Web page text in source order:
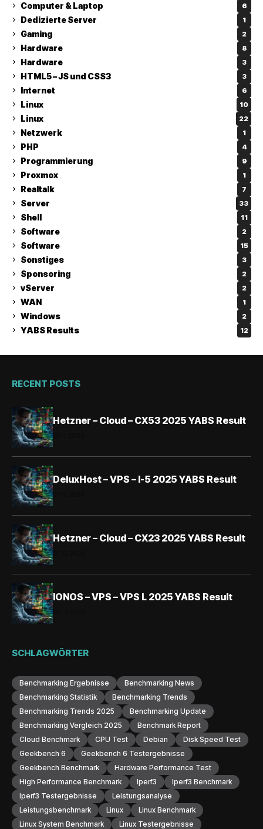
Computer & Laptop 6
Dedizierte Server 1
Gaming 2
Hardware 8
Hardware 3
HTML5 – JS und CSS3 3
Internet 6
Linux 10
Linux 22
Netzwerk 1
PHP 4
Programmierung 9
Proxmox 1
Realtalk 7
Server 33
Shell 11
Software 2
Software 15
Sonstiges 3
Sponsoring 2
vServer 2
WAN 1
Windows 2
YABS Results 12
RECENT POSTS
Hetzner – Cloud – CX53 2025 YABS Result
DeluxHost – VPS – I-5 2025 YABS Result
Hetzner – Cloud – CX23 2025 YABS Result
IONOS – VPS – VPS L 2025 YABS Result
SCHLAGWÖRTER
Benchmarking Ergebnisse
Benchmarking News
Benchmarking Statistik
Benchmarking Trends
Benchmarking Trends 2025
Benchmarking Update
Benchmarking Vergleich 2025
Benchmark Report
Cloud Benchmark
CPU Test Debian
Disk Speed Test
Geekbench 6
Geekbench 6 Testergebnisse
Geekbench Benchmark
Hardware Performance Test
High Performance Benchmark
Iperf3
Iperf3 Benchmark
Iperf3 Testergebnisse
Leistungsanalyse
Leistungsbenchmark
Linux
Linux Benchmark
Linux System Benchmark
Linux Testergebnisse